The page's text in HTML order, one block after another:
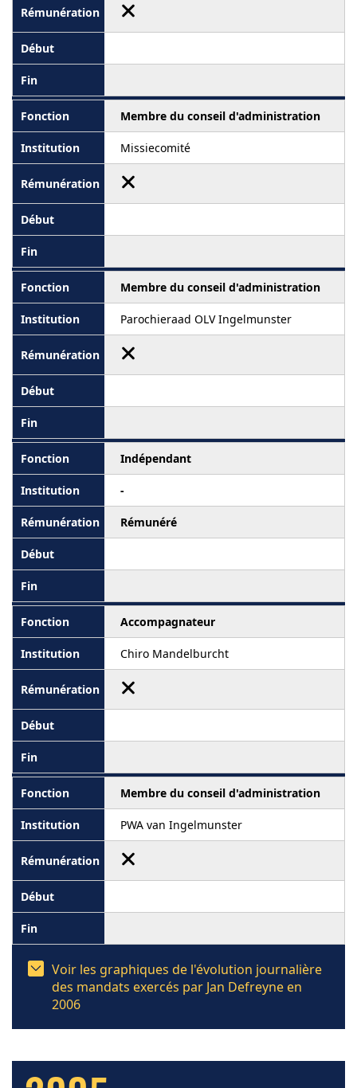
Membre du conseil d'administration
Missiecomité
Membre du conseil d'administration
Parochieraad OLV Ingelmunster
Indépendant
-
Rémunéré
Accompagnateur
Chiro Mandelburcht
Membre du conseil d'administration
PWA van Ingelmunster
Voir les graphiques de l'évolution journalière
des mandats exercés par Jan Defreyne en
2006